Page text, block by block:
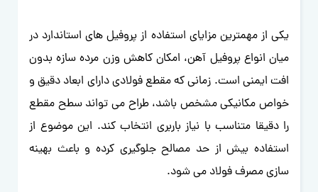
یکی از مهمترین مزایای استفاده از پروفیل های استاندارد در
میان انواع پروفیل آهن، امکان کاهش وزن مرده سازه بدون
افت ایمنی است. زمانی که مقطع فولادی دارای ابعاد دقیق و
خواص مکانیکی مشخص باشد، طراح می تواند سطح مقطع
را دقیقا متناسب با نیاز باربری انتخاب کند. این موضوع از
استفاده بیش از حد مصالح جلوگیری کرده و باعث بهینه
سازی مصرف فولاد می شود.